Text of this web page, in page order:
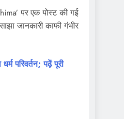
पर एक पोस्ट की गई
जानकारी काफी गंभीर
परिवर्तन; पढ़ें पूरी